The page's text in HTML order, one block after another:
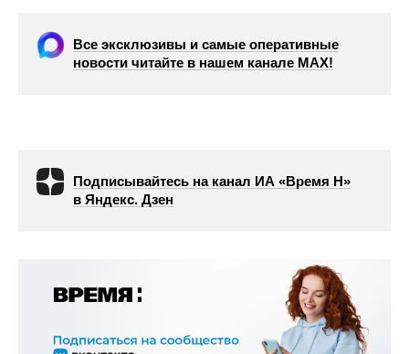
Все эксклюзивы и самые оперативные
новости читайте в нашем канале МАХ!
Подписывайтесь на канал ИА «Время Н»
в Яндекс. Дзен